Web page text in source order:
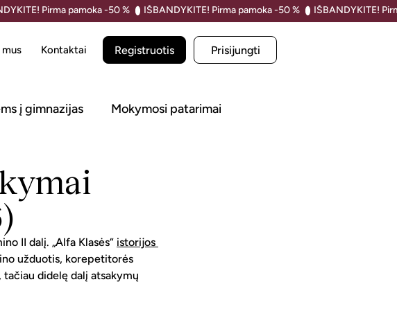
Kontaktai Registruotis Prisijungti
į gimnazijas Mokymosi patarimai
II dalį. „Alfa Klasės“ istorijos
užduotis, korepetitorės
didelę dalį atsakymų